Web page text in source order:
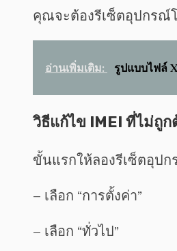
คุณจะต้องรีเซ็ตอุปกรณ์
อ่านเพิ่มเติม: รูปแบบไฟล์
วิธีแก้ไข IMEI ที่ไม่ถู
ขั้นแรกให้ลองรีเซ็ตอุป
– เลือก “การตั้งค่า”
– เลือก “ทั่วไป”